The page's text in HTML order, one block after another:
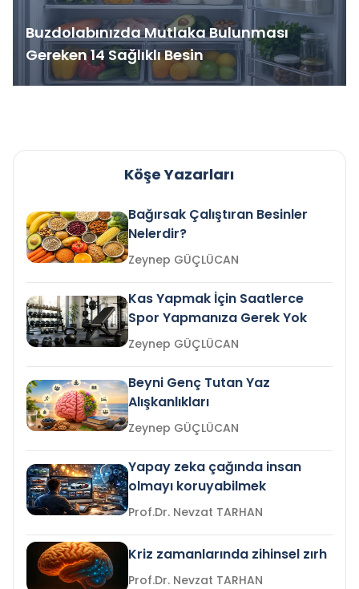
Buzdolabınızda Mutlaka Bulunması
Gereken 14 Sağlıklı Besin
Köşe Yazarları
Bağırsak Çalıştıran Besinler
Nelerdir?
Zeynep GÜÇLÜCAN
Kas Yapmak İçin Saatlerce
Spor Yapmanıza Gerek Yok
Zeynep GÜÇLÜCAN
Beyni Genç Tutan Yaz
Alışkanlıkları
Zeynep GÜÇLÜCAN
Yapay zeka çağında insan
olmayı koruyabilmek
Prof.Dr. Nevzat TARHAN
Kriz zamanlarında zihinsel zırh
Prof.Dr. Nevzat TARHAN